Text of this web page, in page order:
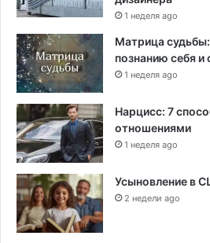
1 неделя ago
Матрица
познанию себя и
1 неделя ago
Нарцисс: 7
отношениями
1 неделя ago
Усыновление в
2 недели ago